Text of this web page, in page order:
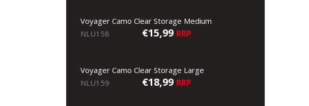
Voyager Camo Clear Storage Medium
NLU158
€15,99 RRP
Voyager Camo Clear Storage Large
NLU159
€18,99 RRP